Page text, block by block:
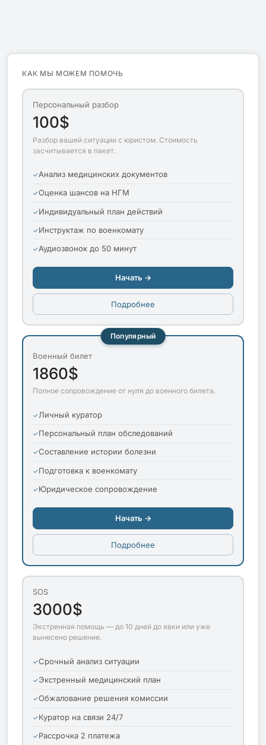
КАК МЫ МОЖЕМ ПОМОЧЬ
Персональный разбор
100$
Разбор вашей ситуации с юристом. Стоимость
засчитывается в пакет.
Анализ медицинских документов
Оценка шансов на НГМ
Индивидуальный план действий
Инструктаж по военкомату
Аудиозвонок до 50 минут
Начать →
Подробнее
Популярный
Военный билет
1860$
Полное сопровождение от нуля до военного билета.
Личный куратор
Персональный план обследований
Составление истории болезни
Подготовка к военкомату
Юридическое сопровождение
Начать →
Подробнее
SOS
3000$
Экстренная помощь — до 10 дней до явки или уже
вынесено решение.
Срочный анализ ситуации
Экстренный медицинский план
Обжалование решения комиссии
Куратор на связи 24/7
Рассрочка 2 платежа